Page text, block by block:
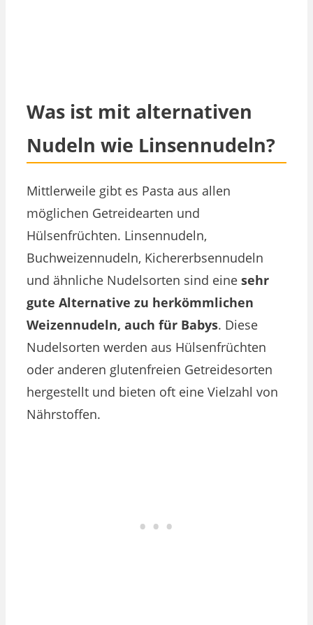
Was ist mit alternativen
Nudeln wie Linsennudeln?
Mittlerweile gibt es Pasta aus allen
möglichen Getreidearten und
Hülsenfrüchten. Linsennudeln,
Buchweizennudeln, Kichererbsennudeln
und ähnliche Nudelsorten sind eine sehr
gute Alternative zu herkömmlichen
Weizennudeln, auch für Babys. Diese
Nudelsorten werden aus Hülsenfrüchten
oder anderen glutenfreien Getreidesorten
hergestellt und bieten oft eine Vielzahl von
Nährstoffen.